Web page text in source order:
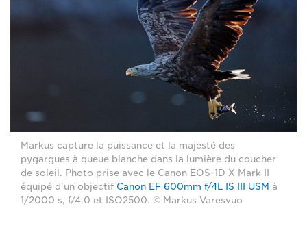
Markus capture la puissance et la majesté des
pygargues à queue blanche dans la lumière du coucher
de soleil. Photo prise avec le Canon EOS-1D X Mark II
équipé d'un objectif Canon EF 600mm f/4L IS III USM à
1/2000 s, f/4.0 et ISO2500. © Markus Varesvuo